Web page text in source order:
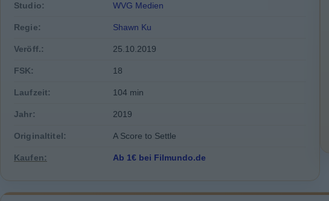
Studio: WVG Medien
Regie: Shawn Ku
Veröff.: 25.10.2019
FSK: 18
Laufzeit: 104 min
Jahr: 2019
Originaltitel: A Score to Settle
Kaufen: Ab 1€ bei Filmundo.de